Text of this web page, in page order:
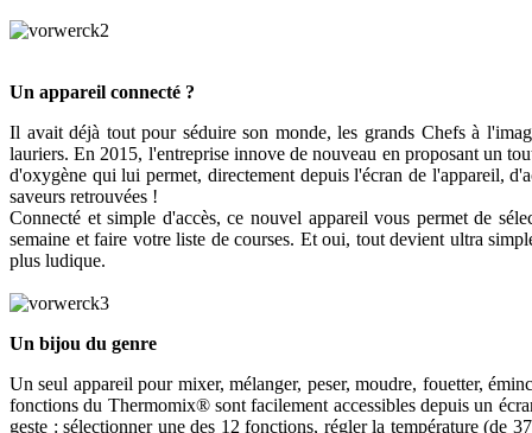
Un appareil connecté ?
Il avait déjà tout pour séduire son monde, les grands Chefs à
lauriers. En 2015, l'entreprise innove de nouveau en proposant un
d'oxygène qui lui permet, directement depuis l'écran de l'appareil,
saveurs retrouvées !
Connecté et simple d'accès, ce nouvel appareil vous permet de
semaine et faire votre liste de courses. Et oui, tout devient ultra
plus ludique.
Un bijou du genre
Un seul appareil pour mixer, mélanger, peser, moudre, fouetter,
fonctions du Thermomix® sont facilement accessibles depuis un
geste : sélectionner une des 12 fonctions, régler la température (de